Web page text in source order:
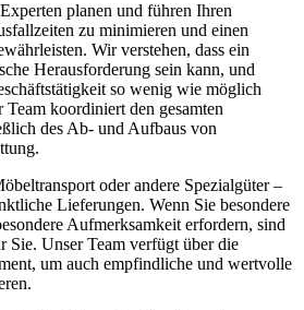
planen und führen Ihren
zu minimieren und einen
Wir verstehen, dass ein
Herausforderung sein kann, und
so wenig wie möglich
koordiniert den gesamten
des Ab- und Aufbaus von
oder andere Spezialgüter –
Lieferungen. Wenn Sie besondere
Aufmerksamkeit erfordern, sind
Sie. Unser Team verfügt über die
um auch empfindliche und wertvolle